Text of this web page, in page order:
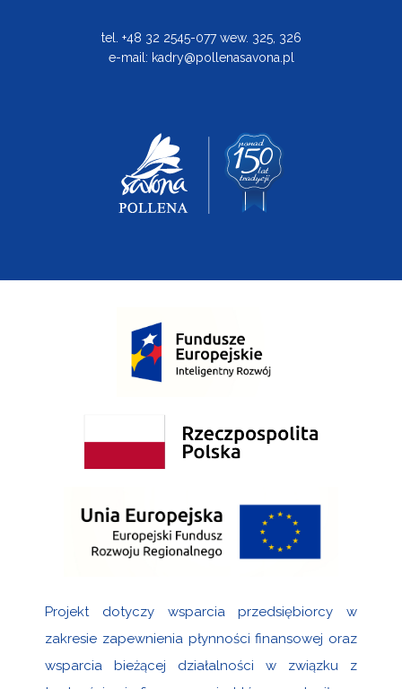
tel. +48 32 2545-077 wew. 325, 326
e-mail: kadry@pollenasavona.pl
Projekt dotyczy wsparcia przedsiębiorcy w
zakresie zapewnienia płynności finansowej oraz
wsparcia bieżącej działalności w związku z